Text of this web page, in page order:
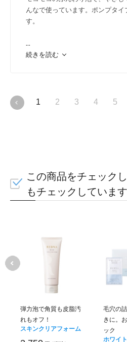
んなで使っています。ポンプタ
す。
...
続きを読む
1 2 3 4 5
この商品をチェック
もチェックしています
弾力泡で角質も皮脂汚
れもオフ！
スキンクリアフォーム
毛穴の
きに。
ック
ホワイ